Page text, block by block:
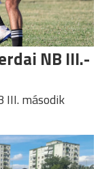
NB III.-
III. második